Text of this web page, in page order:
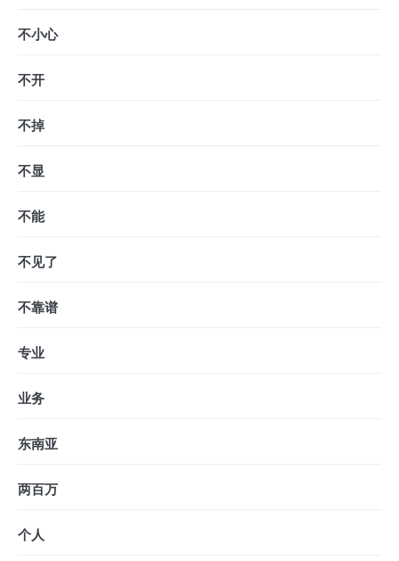
不小心
不开
不掉
不显
不能
不见了
不靠谱
专业
业务
东南亚
两百万
个人